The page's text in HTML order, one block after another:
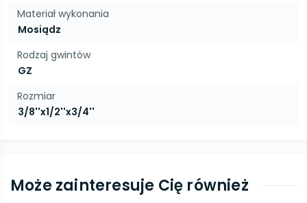
Materiał wykonania
Mosiądz
Rodzaj gwintów
GZ
Rozmiar
3/8''x1/2''x3/4''
Może zainteresuje Cię również